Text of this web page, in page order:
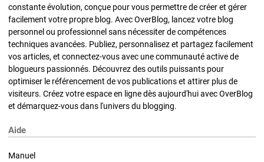
constante évolution, conçue pour vous permettre de créer et gérer
facilement votre propre blog. Avec OverBlog, lancez votre blog
personnel ou professionnel sans nécessiter de compétences
techniques avancées. Publiez, personnalisez et partagez facilement
vos articles, et connectez-vous avec une communauté active de
blogueurs passionnés. Découvrez des outils puissants pour
optimiser le référencement de vos publications et attirer plus de
visiteurs. Créez votre espace en ligne dès aujourd'hui avec OverBlog
et démarquez-vous dans l'univers du blogging.
Aide
Manuel